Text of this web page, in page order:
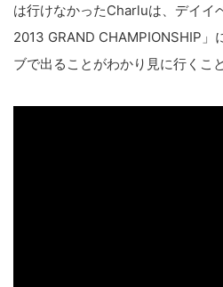
は行けなかったCharluは、デイイ
2013 GRAND CHAMPIONSHIP」
ブで出ることがわかり見に行くこ